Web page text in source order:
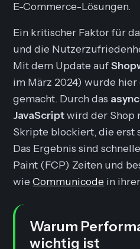
E-Commerce-Lösungen.
Ein kritischer Faktor für
und die
Mit dem Update auf
im März 2024) wurde
gemacht. Durch das
JavaScriptwird der Shop
Skripte blockiert, die erst
Das Ergebnis sind
Paint (FCP) Zeiten und
wieCommunicode in
Warum
wichtig ist